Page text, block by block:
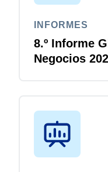
INFORMES
8.º Informe
Negocios